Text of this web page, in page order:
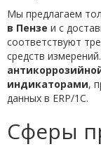
Мы предлагаем
в Пензе и с
соответствуют
средств
индикаторами,
данных в ERP/1С.
Сферы